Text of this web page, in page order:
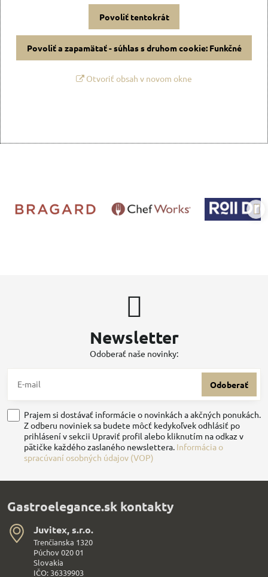
Povoliť tentokrát
Povoliť a zapamätať - súhlas s druhom cookie: Funkčné
Otvoriť obsah v novom okne
Newsletter
Odoberať naše novinky:
Odoberať
Prajem si dostávať informácie o novinkách a akčných ponukách.
Z odberu noviniek sa budete môcť kedykoľvek odhlásiť po
prihlásení v sekcii Upraviť profil alebo kliknutím na odkaz v
pätičke každého zaslaného newslettera. Informácia o
spracúvaní osobných údajov (VOP)
Gastroelegance.sk kontakty
Juvitex, s​.r​.o​.
Trenčianska 1320
Púchov 020 01
Slovakia
IČO: 36339903